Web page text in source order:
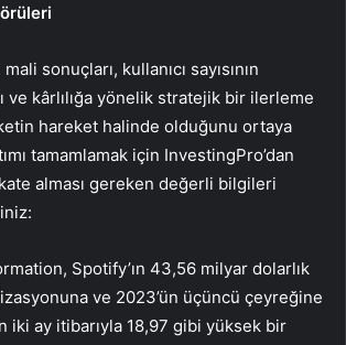
sonuçları, kullanıcı sayısının
ve kârlılığa yönelik stratejik bir ilerleme
hareket halinde olduğunu ortaya
tamamlamak için InvestingPro’dan
alması gereken değerli bilgileri
Spotify’ın 43,56 milyar dolarlık
ve 2023’ün üçüncü çeyreğine
iki ay itibarıyla 18,97 gibi yüksek bir